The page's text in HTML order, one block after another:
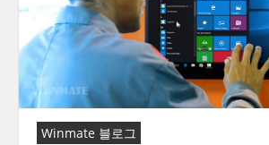
Winmate 블로그